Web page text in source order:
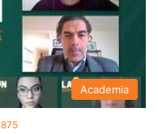
Academia
875